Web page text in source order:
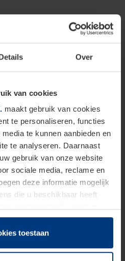
Over
van cookies
maakt gebruik van cookies
te personaliseren, functies
te kunnen aanbieden en
te analyseren. Daarnaast
gebruik van onze website
sociale media, reclame en
deze informatie mogelijk
die u beschikbaar heeft
om cookies op uw computer
is. Voor alle andere
toestaan